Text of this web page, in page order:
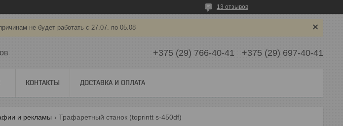
13 отзывов
не будет работать с 27.07. по 05.08
+375 (29) 766-40-41 +375 (29) 697-40-41
КОНТАКТЫ ДОСТАВКА И ОПЛАТА
и рекламы Трафаретный станок (toprintt s-450df)